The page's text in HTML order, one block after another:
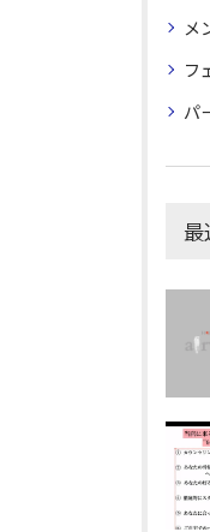
メ
フ
パ